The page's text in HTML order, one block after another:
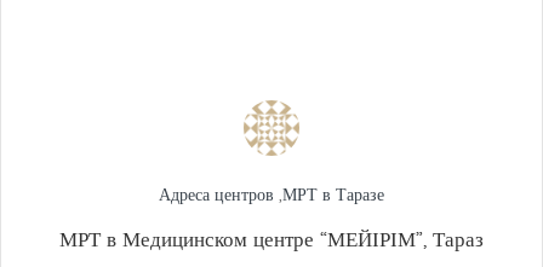
Адреса центров ,МРТ в Таразе
МРТ в Медицинском центре “МЕЙІРІМ”, Тараз